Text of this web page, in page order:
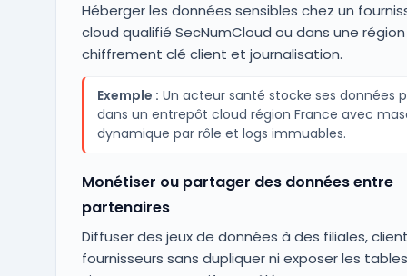
Héberger les données sensibles chez un
cloud qualifié SecNumCloud ou dans une région
chiffrement clé client et journalisation.
Exemple : Un acteur santé stocke ses données
dans un entrepôt cloud région France avec
dynamique par rôle et logs immuables.
Monétiser ou partager des données entre
partenaires
Diffuser des jeux de données à des filiales,
fournisseurs sans dupliquer ni exposer les